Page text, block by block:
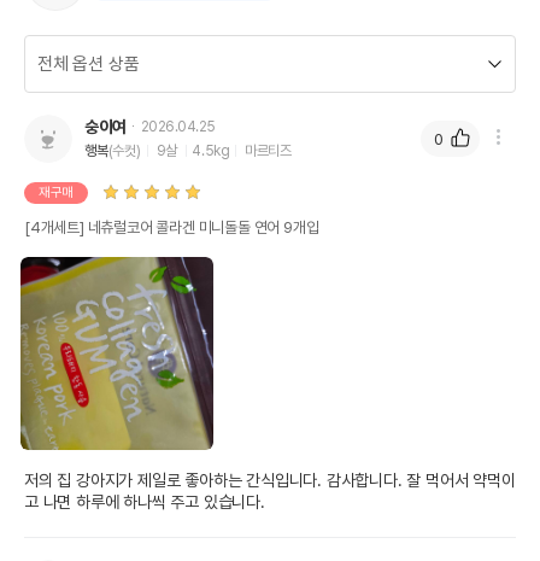
숭이여
2026.04.25
행복(수컷) 9살 4.5kg 마르티즈
재구매
[4개세트] 네츄럴코어 콜라겐 미니돌돌 연어 9개입
저의 집 강아지가 제일로 좋아하는 간식입니다. 감사합니다. 잘 먹어서 약먹이
고 나면 하루에 하나씩 주고 있습니다.
0